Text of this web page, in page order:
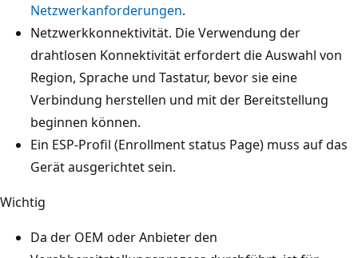
Netzwerkanforderungen.
Netzwerkkonnektivität. Die Verwendung der
drahtlosen Konnektivität erfordert die Auswahl von
Region, Sprache und Tastatur, bevor sie eine
Verbindung herstellen und mit der Bereitstellung
beginnen können.
Ein ESP-Profil (Enrollment status Page) muss auf das
Gerät ausgerichtet sein.
Wichtig
Da der OEM oder Anbieter den